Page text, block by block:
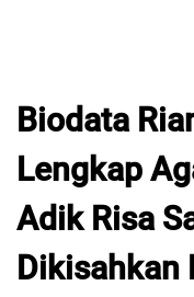
Biodata
Lengkap
Adik Risa
Dikisahkan